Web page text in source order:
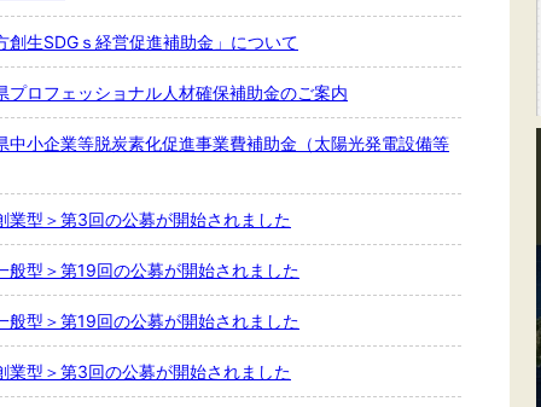
生SDGｓ経営促進補助金」について
プロフェッショナル人材確保補助金のご案内
中小企業等脱炭素化促進事業費補助金（太陽光発電設備等
業型＞第3回の公募が開始されました
般型＞第19回の公募が開始されました
般型＞第19回の公募が開始されました
業型＞第3回の公募が開始されました